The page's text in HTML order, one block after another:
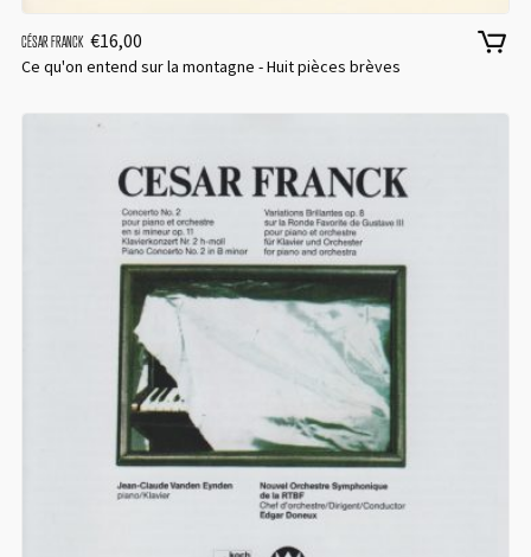
CÉSAR FRANCK €16,00
Ce qu'on entend sur la montagne - Huit pièces brèves